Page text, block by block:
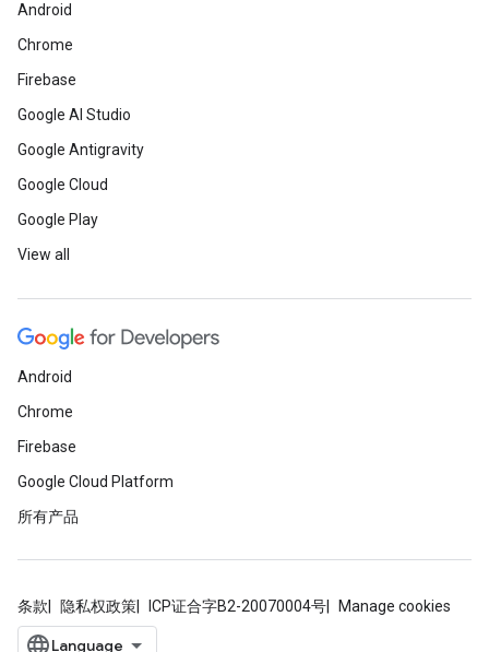
Android
Chrome
Firebase
Google AI Studio
Google Antigravity
Google Cloud
Google Play
View all
Android
Chrome
Firebase
Google Cloud Platform
所有产品
条款 隐私权政策 ICP证合字B2-20070004号 Manage cookies